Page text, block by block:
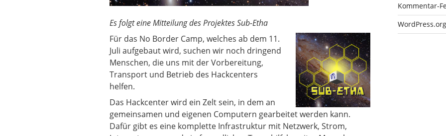
Es folgt eine Mitteilung des Projektes Sub-Etha
Für das No Border Camp, welches ab dem 11.
Juli aufgebaut wird, suchen wir noch dringend
Menschen, die uns mit der Vorbereitung,
Transport und Betrieb des Hackcenters
helfen.
Das Hackcenter wird ein Zelt sein, in dem an
gemeinsamen und eigenen Computern gearbeitet werden kann.
Dafür gibt es eine komplette Infrastruktur mit Netzwerk, Strom,
Kommentar-
WordPress.org